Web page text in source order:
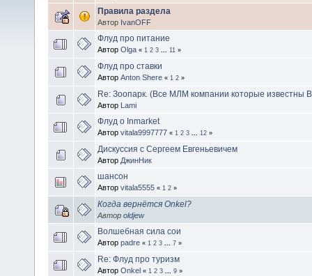
Правила раздела
Автор IvanOFF
Флуд про питание
Автор Olga « 1 2 3 11 »
Флуд про ставки
Автор Anton Shere « 1 2 »
Re: Зоопарк. (Все МЛМ компании которые известны
Автор Lami
Флуд о Inmarket
Автор vitala9997777 « 1 2 3 12 »
Дискуссия с Сергеем Евгеньевичем
Автор ДжинНик
шансон
Автор vitala5555 « 1 2 »
Когда вернётся Onkel?
Автор oldjew
Волшебная сила сои
Автор padre « 1 2 3 7 »
Re: Флуд про туризм
Автор Onkel « 1 2 3 9 »